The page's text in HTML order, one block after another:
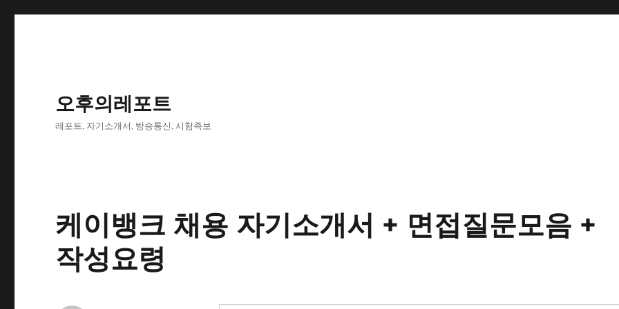
오후의레포트
레포트, 자기소개서, 방송통신, 시험족보
케이뱅크 채용 자기소개서 + 면접질문모음 +
작성요령